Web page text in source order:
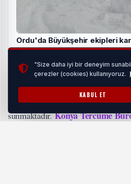
Ordu'da Büyükşehir ekipleri
sahada
HABERI OKU
Büro, Almanca çeviri konusunda
sunmaktadır.Konya Tercüme
"Size daha iyi bir deneyim
çerezler (cookies) kullanıyoruz.
KABUL ET